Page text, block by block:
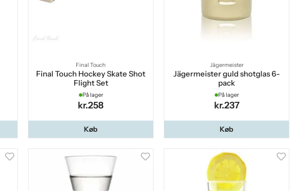
Final Touch
Final Touch Hockey Skate Shot
Flight Set
På lager
kr.258
Køb
Jägermeister
Jägermeister guld shotglas 6-
pack
På lager
kr.237
Køb